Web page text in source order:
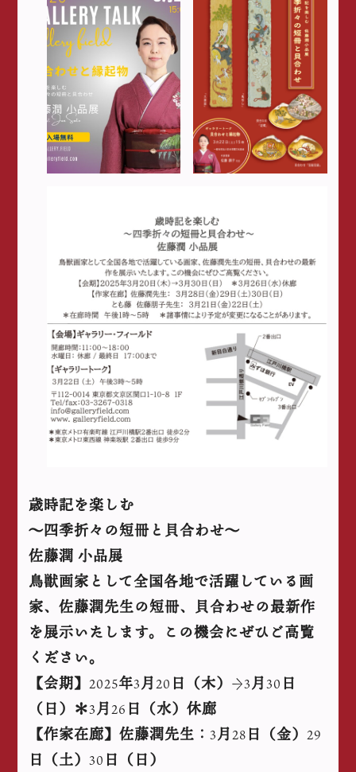
歳時記を楽しむ
〜四季折々の短冊と貝合わせ〜
佐藤潤 小品展
鳥獣画家として全国各地で活躍している画
家、佐藤潤先生の短冊、貝合わせの最新作
を展示いたします。この機会にぜひご高覧
ください。
【会期】2025年3月20 日（木） →3月30 日
（日）＊3月26 日（水）休廊
【作家在廊】佐藤潤先生：3月28日（金）29
日（土）30 日（日）